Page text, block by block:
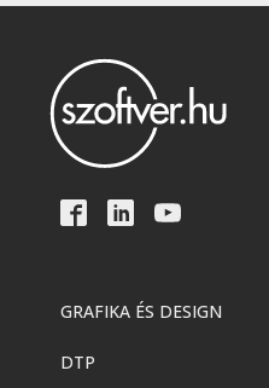
GRAFIKA ÉS DESIGN
DTP